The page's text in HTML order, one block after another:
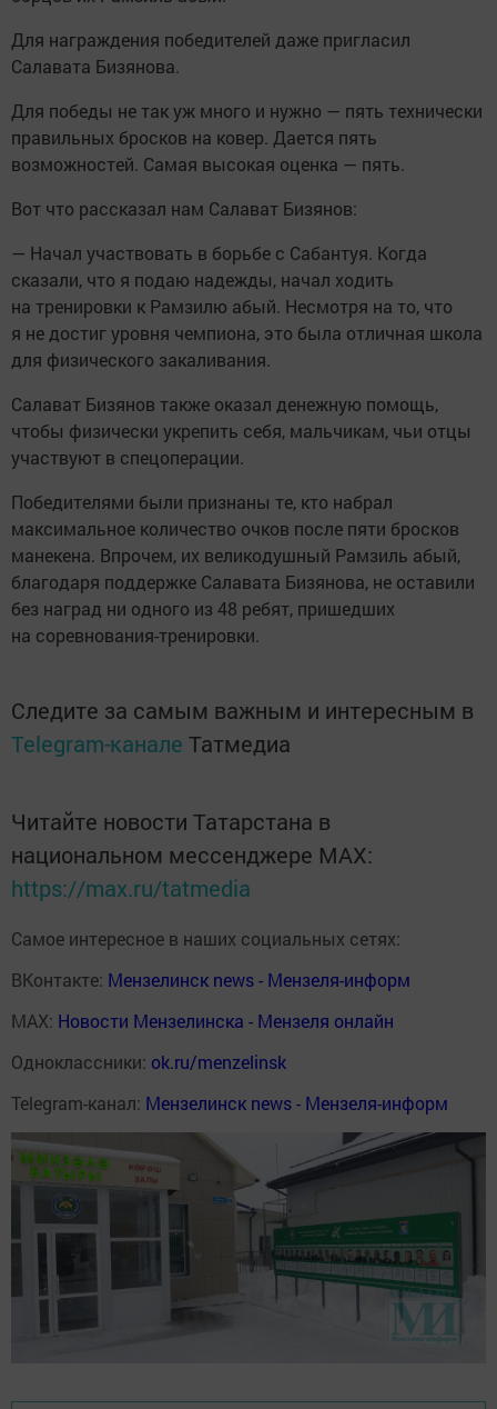
Для награждения победителей даже пригласил
Салавата Бизянова.
Для победы не так уж много и нужно — пять технически
правильных бросков на ковер. Дается пять
возможностей. Самая высокая оценка — пять.
Вот что рассказал нам Салават Бизянов:
— Начал участвовать в борьбе с Сабантуя. Когда
сказали, что я подаю надежды, начал ходить
на тренировки к Рамзилю абый. Несмотря на то, что
я не достиг уровня чемпиона, это была отличная школа
для физического закаливания.
Салават Бизянов также оказал денежную помощь,
чтобы физически укрепить себя, мальчикам, чьи отцы
участвуют в спецоперации.
Победителями были признаны те, кто набрал
максимальное количество очков после пяти бросков
манекена. Впрочем, их великодушный Рамзиль абый,
благодаря поддержке Салавата Бизянова, не оставили
без наград ни одного из 48 ребят, пришедших
на соревнования-тренировки.
Следите за самым важным и интересным в
Telegram-канале Татмедиа
Читайте новости Татарстана в
национальном мессенджере MАХ:
https://max.ru/tatmedia
Самое интересное в наших социальных сетях:
ВКонтакте: Мензелинск news - Мензеля-информ
MAX: Новости Мензелинска - Мензеля онлайн
Одноклассники: ok.ru/menzelinsk
Telegram-канал: Мензелинск news - Мензеля-информ